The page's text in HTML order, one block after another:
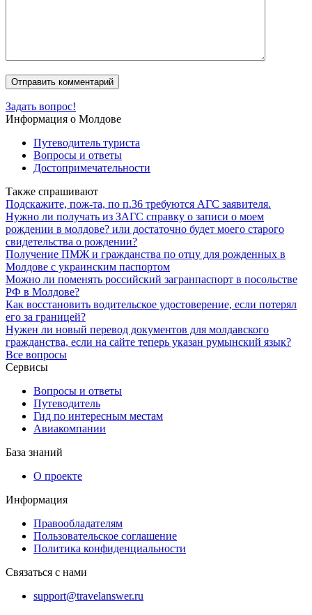
Задать вопрос!
Информация о Молдове
Путеводитель туриста
Вопросы и ответы
Достопримечательности
Также спрашивают
Подскажите, пож-та, по п.36 требуются АГС заявителя.
Нужно ли получать из ЗАГС справку о записи о моем
рождении в молдове? или достаточно будет моего старого
свидетельства о рождении?
Получение ПМЖ и гражданства по отцу для рожденных в
Молдове с украинским паспортом
Можно ли поменять российский загранпаспорт в посольстве
РФ в Молдове?
Как восстановить водительское удостоверение, если потерял
его за границей?
Нужен ли новый перевод документов для молдавского
гражданства, если на сайте теперь указан румынский язык?
Все вопросы
Сервисы
Вопросы и ответы
Путеводитель
Гид по интересным местам
Авиакомпании
База знаний
О проекте
Информация
Правообладателям
Пользовательское соглашение
Политика конфиденциальности
Связаться с нами
support@travelanswer.ru